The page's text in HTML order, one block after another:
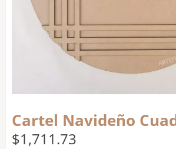
Cartel Navideño
$1,711.73